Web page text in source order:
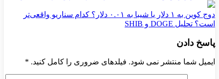
دوج کوین به ۱ دلار یا شیبا به ۰.۰۱ دلار؟ کدام سناریو واقعی‌تر
است؟ تحلیل DOGE و SHIB
پاسخ دادن
ایمیل شما منتشر نمی شود. فیلدهای ضروری را کامل کنید. *